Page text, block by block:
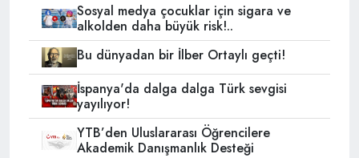
Sosyal medya çocuklar için sigara ve
alkolden daha büyük risk!..
Bu dünyadan bir İlber Ortaylı geçti!
İspanya'da dalga dalga Türk sevgisi
yayılıyor!
YTB’den Uluslararası Öğrencilere
Akademik Danışmanlık Desteği